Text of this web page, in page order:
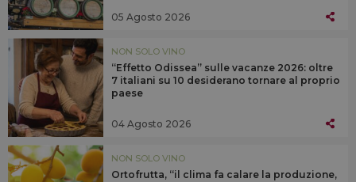
05 Agosto 2026
NON SOLO VINO
“Effetto Odissea” sulle vacanze 2026: oltre
7 italiani su 10 desiderano tornare al proprio
paese
04 Agosto 2026
NON SOLO VINO
Ortofrutta, “il clima fa calare la produzione,